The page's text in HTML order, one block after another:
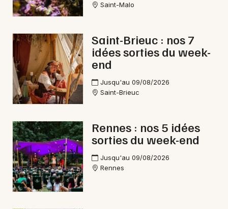
Newsletter des sorties
Artistes en tournée
Actus en Bretagne
Magazine en Bretagne
Saint-Malo
Saint-Brieuc : nos 7
idées sorties du week-
end
Jusqu'au 09/08/2026
Saint-Brieuc
Rennes : nos 5 idées
sorties du week-end
Jusqu'au 09/08/2026
Rennes